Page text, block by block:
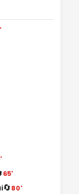
65'
🔄80'